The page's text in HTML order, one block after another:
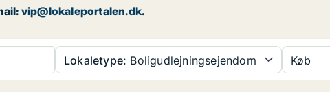
vip@lokaleportalen.dk.
Lokaletype: Boligudlejningsejendom Køb